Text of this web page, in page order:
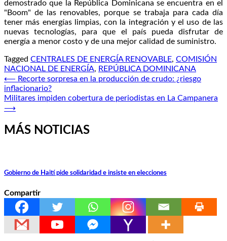
demostrado que la República Dominicana se encuentra en el
"Boom" de las renovables, porque se trabaja para cada día
tener más energías limpias, con la integración y el uso de las
nuevas tecnologías, para que el país pueda disfrutar de
energía a menor costo y de una mejor calidad de suministro.
Tagged CENTRALES DE ENERGÍA RENOVABLE, COMISIÓN
NACIONAL DE ENERGÍA, REPÚBLICA DOMINICANA
Navegación
de
entradas
⟵ Recorte sorpresa en la producción de crudo: ¿riesgo
inflacionario?
Militares impiden cobertura de periodistas en La Campanera
⟶
MÁS NOTICIAS
Gobierno de Haití pide solidaridad e insiste en elecciones
Compartir